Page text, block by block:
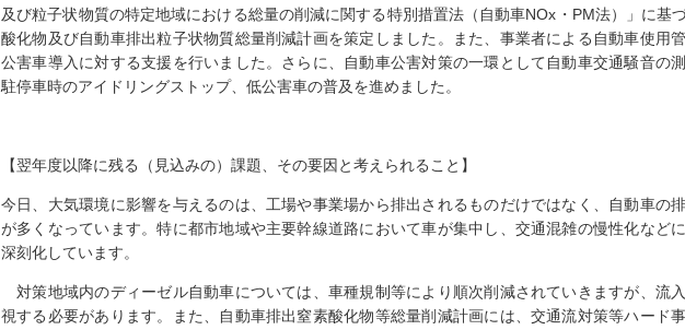
及び粒子状物質の特定地域における総量の削減に関する特別措置法（自動車NOx・PM法）」に基
酸化物及び自動車排出粒子状物質総量削減計画を策定しました。また、事業者による自動車使用
公害車導入に対する支援を行いました。さらに、自動車公害対策の一環として自動車交通騒音の
駐停車時のアイドリングストップ、低公害車の普及を進めました。
【翌年度以降に残る（見込みの）課題、その要因と考えられること】
今日、大気環境に影響を与えるのは、工場や事業場から排出されるものだけではなく、自動車の
が多くなっています。特に都市地域や主要幹線道路において車が集中し、交通混雑の慢性化など
深刻化しています。
対策地域内のディーゼル自動車については、車種規制等により順次削減されていきますが、流
視する必要があります。また、自動車排出窒素酸化物等総量削減計画には、交通流対策等ハード